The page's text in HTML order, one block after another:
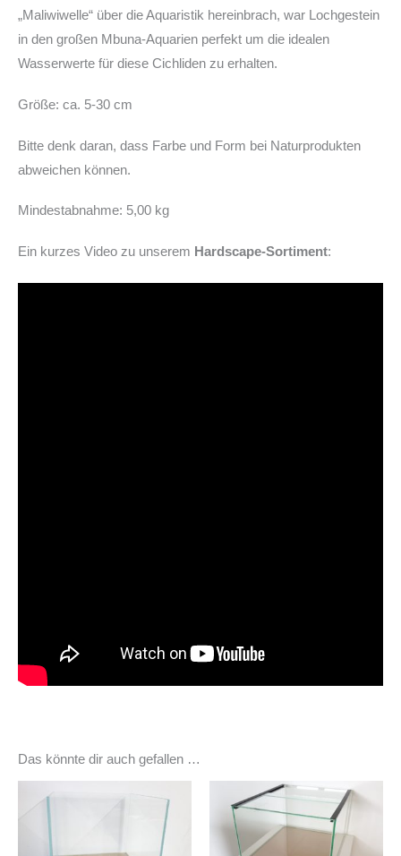
„Maliwiwelle“ über die Aquaristik hereinbrach, war Lochgestein
in den großen Mbuna-Aquarien perfekt um die idealen
Wasserwerte für diese Cichliden zu erhalten.
Größe: ca. 5-30 cm
Bitte denk daran, dass Farbe und Form bei Naturprodukten
abweichen können.
Mindestabnahme: 5,00 kg
Ein kurzes Video zu unserem Hardscape-Sortiment:
Das könnte dir auch gefallen …